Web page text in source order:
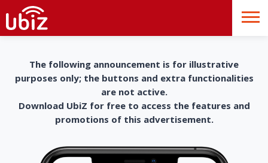
The following announcement is for illustrative
purposes only; the buttons and extra functionalities
are not active.
Download UbiZ for free to access the features and
promotions of this advertisement.